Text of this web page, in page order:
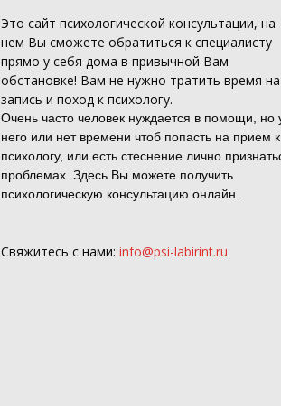
Это сайт психологической консультации, на
нем Вы сможете обратиться к специалисту
прямо у себя дома в привычной Вам
обстановке! Вам не нужно тратить время на
запись и поход к психологу.
Очень часто человек нуждается в помощи, но
него или нет времени чтоб попасть на прием к
психологу, или есть стеснение лично
проблемах. Здесь Вы можете получить
психологическую консультацию онлайн.
Свяжитесь с нами: info@psi-labirint.ru